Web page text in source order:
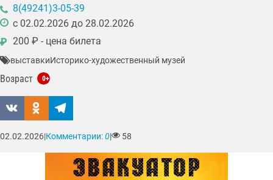
8(49241)3-05-39
c 02.02.2026 до 28.02.2026
200 ₽ - цена билета
₽
выставкиИсторико-художественный музей
Возраст 0+
02.02.2026 Комментарии:0 58